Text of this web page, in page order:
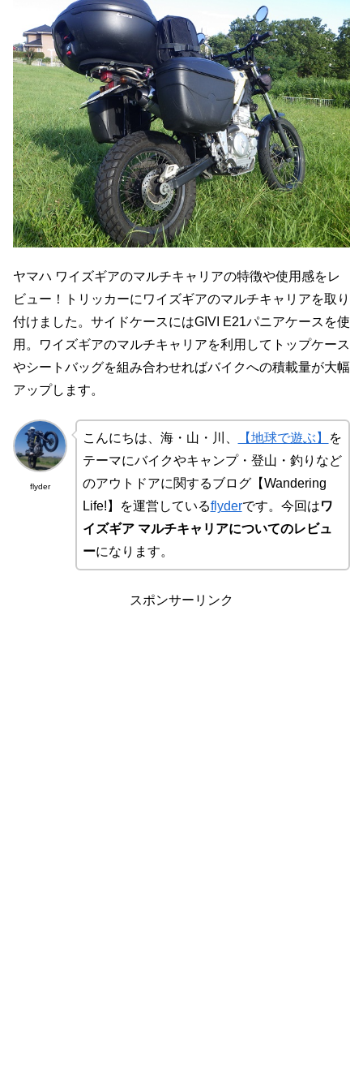
ヤマハ ワイズギアのマルチキャリアの特徴や使用感をレ
ビュー！トリッカーにワイズギアのマルチキャリアを取り
付けました。サイドケースにはGIVI E21パニアケースを使
用。ワイズギアのマルチキャリアを利用してトップケース
やシートバッグを組み合わせればバイクへの積載量が大幅
アップします。
flyder
こんにちは、海・山・川、 【地球で遊ぶ】
を
テーマにバイクやキャンプ・登山・釣りなど
のアウトドアに関するブログ【Wandering
Life!】を運営しているflyderです。今回はワ
イズギア マルチキャリアについてのレビュ
ーになります。
スポンサーリンク